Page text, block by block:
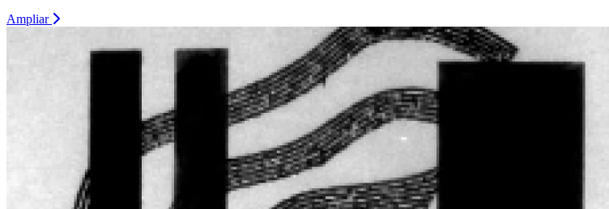
Ampliar